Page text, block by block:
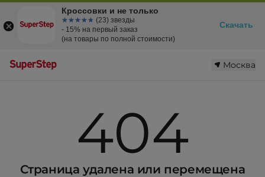
Москва
404
Страница удалена или перемещена
Кроссовки и не только
☆☆☆☆☆
★★★★★ (23) звезды
- 15% на первый заказ
(на товары по полной стоимости)
Скачать